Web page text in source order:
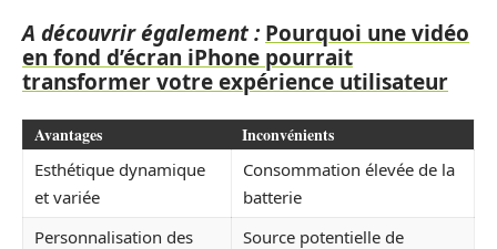
A découvrir également : Pourquoi une vidéo
en fond d’écran iPhone pourrait
transformer votre expérience utilisateur
Avantages Inconvénients
Esthétique dynamique
et variée
Consommation élevée de la
batterie
Personnalisation des
Source potentielle de